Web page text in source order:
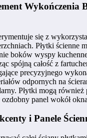
Wykończenia
się z
Płytki ścienne
boków wyspy
spójną całość z
precyzyjnego
odpornych na
Płytki mogą również
panel wokół
i Panele